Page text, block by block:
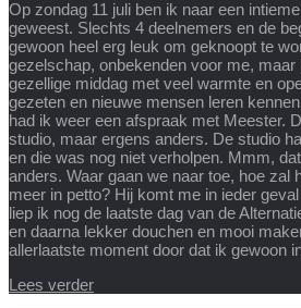
Op zondag 11 juli ben ik naar een
geweest. Slechts 4 deelnemers en de
gewoon heel erg leuk om geknoopt te
gezelschap, onbekenden voor me, maar
gezellige middag met veel warmte en
gezeten en nieuwe mensen leren
had ik weer een afspraak met Meester.
studio, maar ergens anders. De studio
en die was nog niet verholpen. Mmm,
anders. Waar gaan we naar toe, hoe zal
meer in petto? Hij komt me in ieder
liep ik nog de laatste dag van de
en daarna lekker douchen en mooi
allerlaatste moment door dat ik gewoon
Lees verder